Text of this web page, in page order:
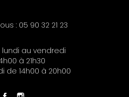
: 05 90 32 21 23
lundi au vendredi
à 21h30
de 14h00 à 20h00